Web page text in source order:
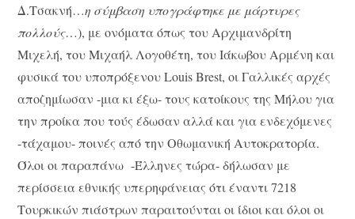
Δ.Τσακνή…η σύμβαση υπογράφτηκε με μάρτυρες
πολλούς…), με ονόματα όπως του Αρχιμανδρίτη
Μιχελή, του Μιχαήλ Λογοθέτη, του Ιάκωβου Αρμένη και
φυσικά του υποπρόξενου Louis Brest, οι Γαλλικές αρχές
αποζημίωσαν -μια κι έξω- τους κατοίκους της Μήλου για
την προίκα που τούς έδωσαν αλλά και για ενδεχόμενες
-τάχαμου- ποινές από την Οθωμανική Αυτοκρατορία.
Όλοι οι παραπάνω -Έλληνες τώρα- δήλωσαν με
περίσσεια εθνικής υπερηφάνειας ότι έναντι 7218
Τουρκικών πιάστρων παραιτούνται οι ίδιοι και όλοι οι